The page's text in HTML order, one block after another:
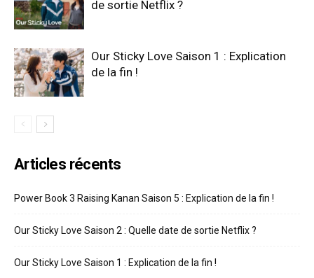
de sortie Netflix ?
Our Sticky Love Saison 1 : Explication
de la fin !
Articles récents
Power Book 3 Raising Kanan Saison 5 : Explication de la fin !
Our Sticky Love Saison 2 : Quelle date de sortie Netflix ?
Our Sticky Love Saison 1 : Explication de la fin !